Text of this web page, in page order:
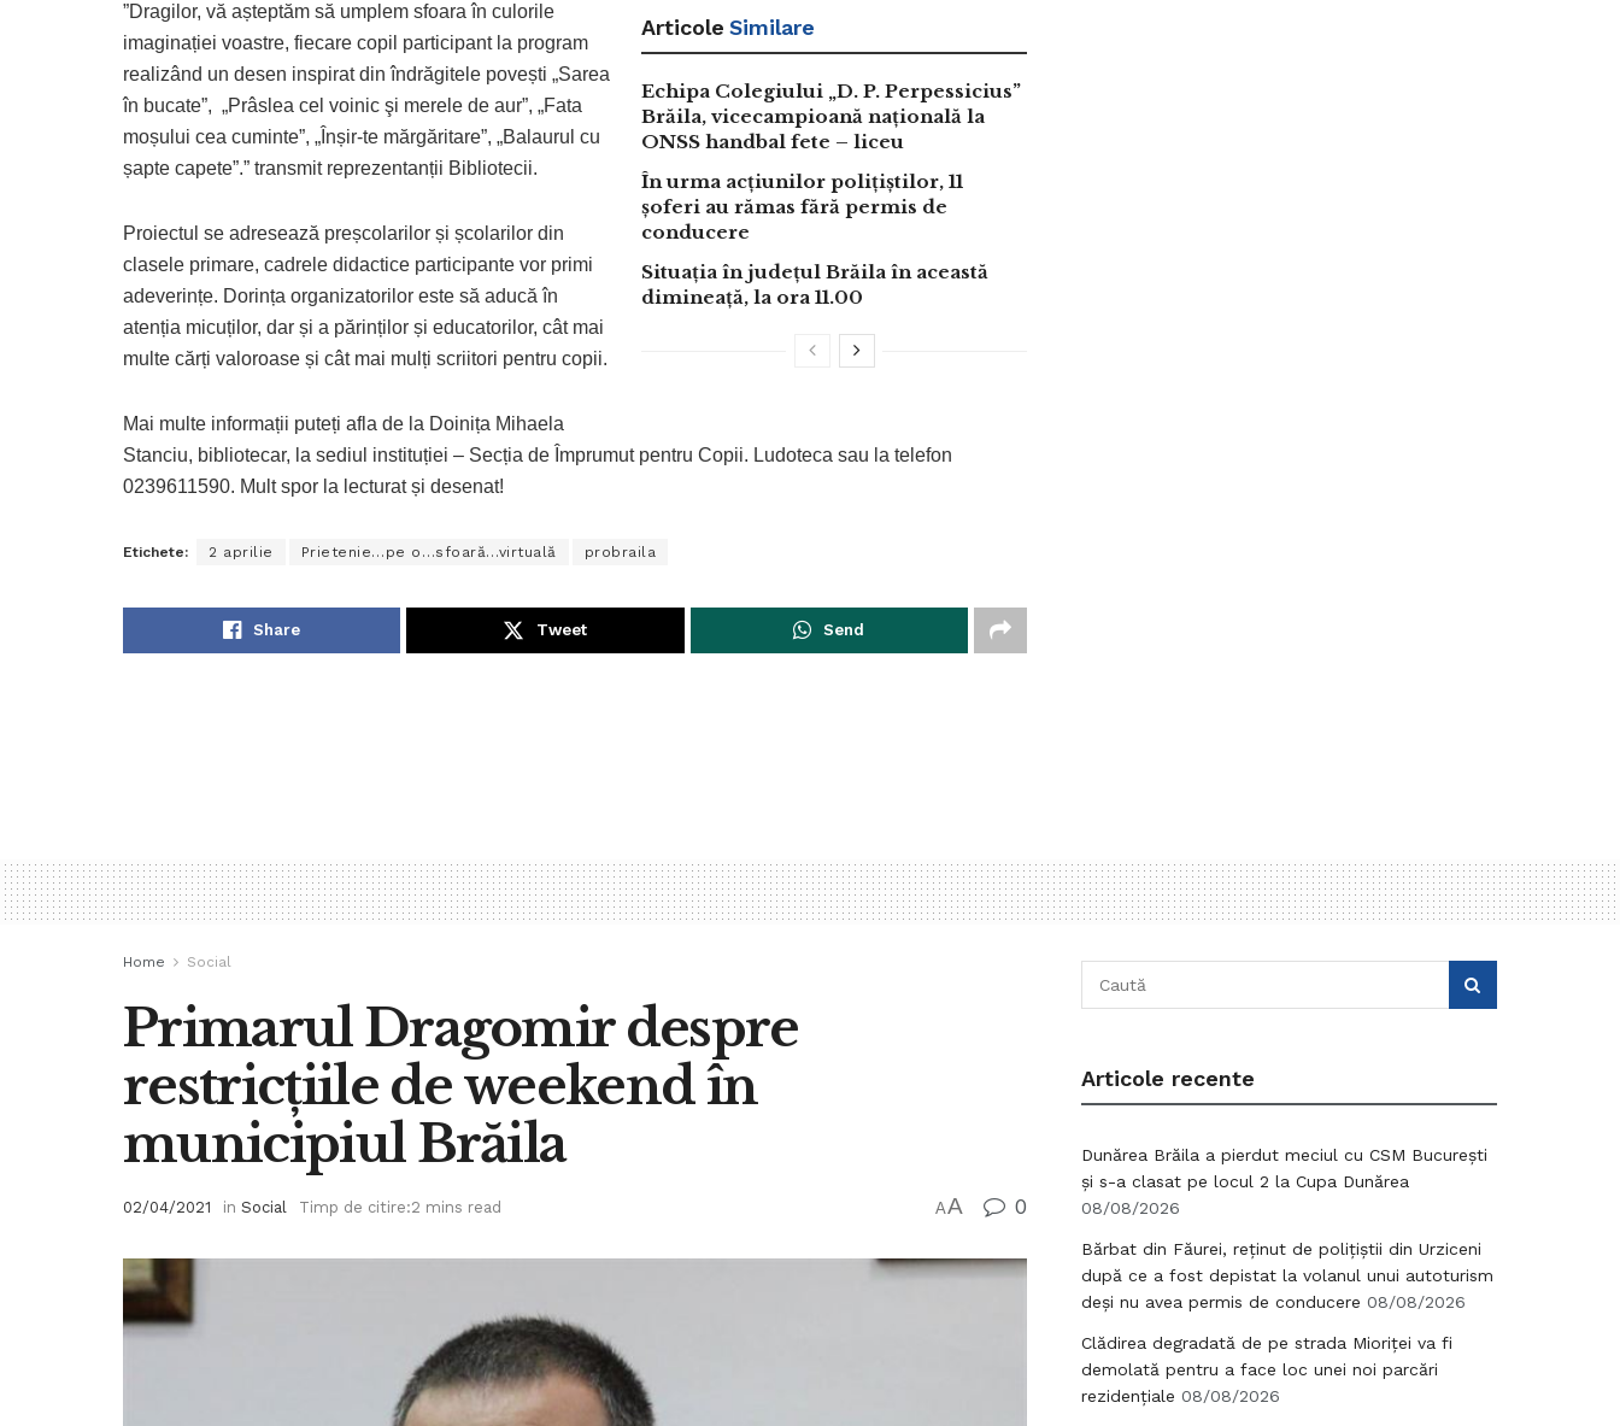
Articole Similare
Echipa Colegiului „D. P. Perpessicius”
Brăila, vicecampioană națională la
ONSS handbal fete – liceu
În urma acțiunilor polițiștilor, 11
șoferi au rămas fără permis de
conducere
Situația în județul Brăila în această
dimineață, la ora 11.00
”Dragilor, vă așteptăm să umplem sfoara în culorile
imaginației voastre, fiecare copil participant la program
realizând un desen inspirat din îndrăgitele povești „Sarea
în bucate”, „Prâslea cel voinic şi merele de aur”, „Fata
moșului cea cuminte”, „Înșir-te mărgăritare”, „Balaurul cu
șapte capete”.” transmit reprezentanții Bibliotecii.
Proiectul se adresează preșcolarilor și școlarilor din
clasele primare, cadrele didactice participante vor primi
adeverințe. Dorința organizatorilor este să aducă în
atenția micuților, dar și a părinților și educatorilor, cât mai
multe cărți valoroase și cât mai mulți scriitori pentru copii.
Mai multe informații puteți afla de la Doinița Mihaela
Stanciu, bibliotecar, la sediul instituției – Secția de Împrumut pentru Copii. Ludoteca sau la telefon
0239611590. Mult spor la lecturat și desenat!
Etichete: 2 aprilie Prietenie…pe o…sfoară…virtuală probraila
Share Tweet Send
Home Social
Primarul Dragomir despre
restricțiile de weekend în
municipiul Brăila
02/04/2021 in Social Timp de citire:2 mins read AA 0
Articole recente
Dunărea Brăila a pierdut meciul cu CSM București
și s-a clasat pe locul 2 la Cupa Dunărea
08/08/2026
Bărbat din Făurei, reținut de polițiștii din Urziceni
după ce a fost depistat la volanul unui autoturism
deși nu avea permis de conducere 08/08/2026
Clădirea degradată de pe strada Mioriței va fi
demolată pentru a face loc unei noi parcări
rezidențiale 08/08/2026